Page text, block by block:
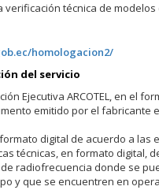
verificación técnica de
homologacion2/
del servicio
Ejecutiva ARCOTEL, en el
emitido por el fabricante
digital de acuerdo a las
técnicas, en formato digital,
radiofrecuencia donde se
y que se encuentren en